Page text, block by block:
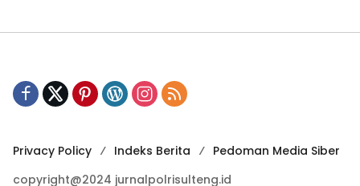
Privacy Policy Indeks Berita
Pedoman Media Siber
copyright@2024 jurnalpolrisulteng.id